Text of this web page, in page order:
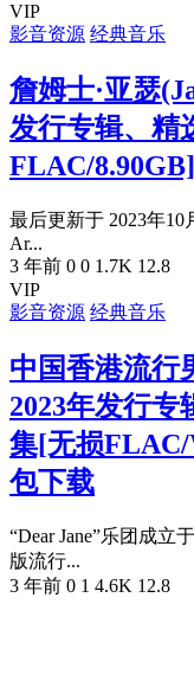
VIP
影音资源 经典音乐
詹姆士·亚瑟
发行专辑、精
FLAC/
最后更新于 2023年10
Ar...
3 年前 0 0 1.7K 12.8
VIP
影音资源 经典音乐
中国香港流行
2023年发行专
集[无损FLAC/
包下载
“Dear Jane”乐团成立
版流行...
3 年前 0 1 4.6K 12.8